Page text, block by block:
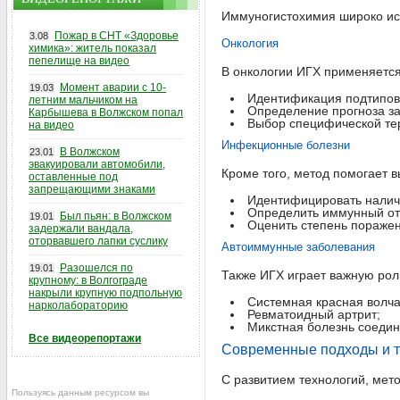
Иммуногистохимия широко
Онкология
В онкологии ИГХ
Идентификация
Определение прогноза
Выбор специфической
Инфекционные болезни
Кроме того, метод
Идентифицировать
Определить иммунный
Оценить степень
Автоиммунные заболевания
Также ИГХ играет важную
Системная красная
Ревматоидный артрит;
Микстная болезнь
Современные подходы и
С развитием технологий,
3.08
Пожар в СНТ «Здоровье
химика»: житель показал
пепелище на видео
19.03
Момент аварии с 10-
летним мальчиком на
Карбышева в Волжском попал
на видео
23.01
В Волжском
эвакуировали автомобили,
оставленные под
запрещающими знаками
19.01
Был пьян: в Волжском
задержали вандала,
оторвавшего лапки суслику
19.01
Разошелся по
крупному: в Волгограде
накрыли крупную подпольную
нарколабораторию
Все видеорепортажи
Пользуясь данным ресурсом вы